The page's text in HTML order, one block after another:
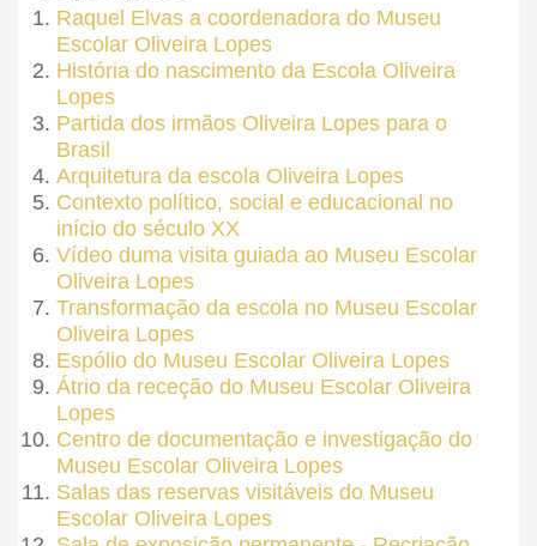
Raquel Elvas a coordenadora do Museu
Escolar Oliveira Lopes
História do nascimento da Escola Oliveira
Lopes
Partida dos irmãos Oliveira Lopes para o
Brasil
Arquitetura da escola Oliveira Lopes
Contexto político, social e educacional no
início do século XX
Vídeo duma visita guiada ao Museu Escolar
Oliveira Lopes
Transformação da escola no Museu Escolar
Oliveira Lopes
Espólio do Museu Escolar Oliveira Lopes
Átrio da receção do Museu Escolar Oliveira
Lopes
Centro de documentação e investigação do
Museu Escolar Oliveira Lopes
Salas das reservas visitáveis do Museu
Escolar Oliveira Lopes